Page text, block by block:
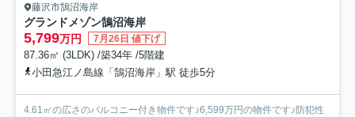
藤沢市鵠沼海岸
グランドメゾン鵠沼海岸
5,799万円 7月26日 値下げ
87.36㎡ (3LDK) /築34年 /5階建
小田急江ノ島線「鵠沼海岸」駅 徒歩5分
4.61㎡の広さのバルコニー付き物件です♪6,599万円の物件です♪防犯性